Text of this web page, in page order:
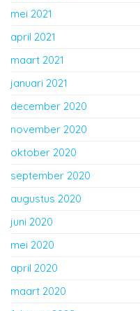
mei 2021
april 2021
maart 2021
januari 2021
december 2020
november 2020
oktober 2020
september 2020
augustus 2020
juni 2020
mei 2020
april 2020
maart 2020